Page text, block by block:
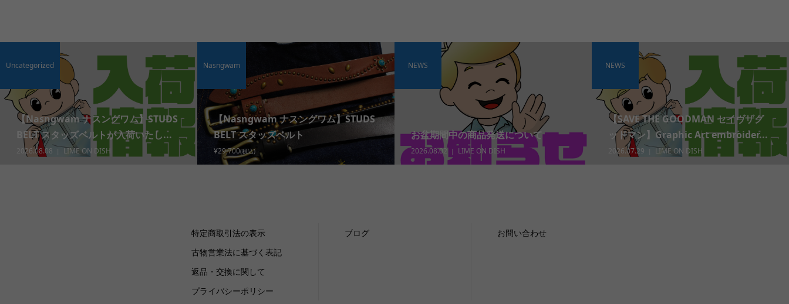
【Nasngwam ナスングワム】STUDS
BELT スタッズベルトが入荷いたし...
2026.08.08 LIME ON DISH
Uncategorized
【Nasngwam ナスングワム】STUDS
BELT スタッズベルト
¥29,700(税込)
Nasngwam
お盆期間中の商品発送について
2026.08.02 LIME ON DISH
NEWS
【SAVE THE GOODMAN セイヴザグ
ッドマン】Graphic Art embroider...
2026.07.29 LIME ON DISH
NEWS
特定商取引法の表示
古物営業法に基づく表記
返品・交換に関して
プライバシーポリシー
ブログ お問い合わせ